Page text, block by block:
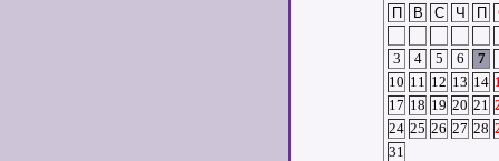
П В С Ч П
3
4 5 6 7
10 11 12 13 14
17 18 19 20 21
24 25 26 27 28
31